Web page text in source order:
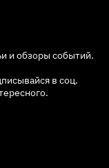
и обзоры событий.
в соц.